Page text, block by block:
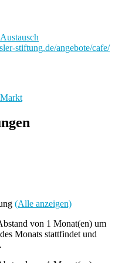
stiftung.de/angebote/cafe/
(Alle anzeigen)
von 1 Monat(en) um
Monats stattfindet und